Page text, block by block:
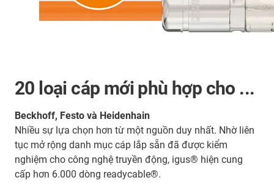
20 loại cáp mới phù hợp cho ...
Beckhoff, Festo và Heidenhain
Nhiều sự lựa chọn hơn từ một nguồn duy nhất. Nhờ liên
tục mở rộng danh mục cáp lắp sẵn đã được kiểm
nghiệm cho công nghệ truyền động, igus® hiện cung
cấp hơn 6.000 dòng readycable®.